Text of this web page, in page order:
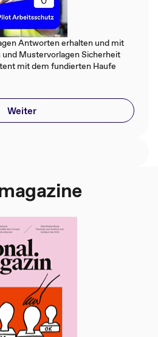
Antworten erhalten und mit
Mustervorlagen Sicherheit
mit dem fundierten Haufe
Weiter